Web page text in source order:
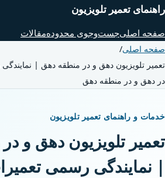
راهنمای تعمیر تلویزیون
صفحه اصلیجست‌وجوی محدودهمقالات
صفحه اصلی/
تعمیر تلویزیون دهق و در منطقه دهق |
در دهق و در منطقه دهق
خدمات و راهنمای تعمیر تلویزیون
تعمیر تلویزیون دهق و
| نمایندگی رسمی